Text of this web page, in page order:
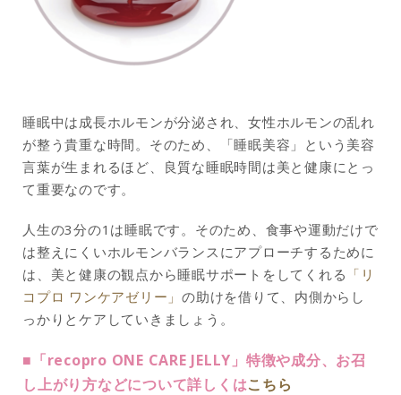
睡眠中は成長ホルモンが分泌され、女性ホルモンの乱れ
が整う貴重な時間。そのため、「睡眠美容」という美容
言葉が生まれるほど、良質な睡眠時間は美と健康にとっ
て重要なのです。
人生の3分の1は睡眠です。そのため、食事や運動だけで
は整えにくいホルモンバランスにアプローチするために
は、美と健康の観点から睡眠サポートをしてくれる 「リ
コプロ ワンケアゼリー」 の助けを借りて、内側からし
っかりとケアしていきましょう。
■「recopro ONE CARE JELLY」特徴や成分、お召
し上がり方などについて詳しくはこちら